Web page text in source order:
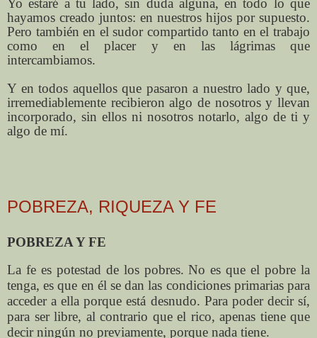
Yo estaré a tu lado, sin duda alguna, en todo lo que
hayamos creado juntos: en nuestros hijos por supuesto.
Pero también en el sudor compartido tanto en el trabajo
como en el placer y en las lágrimas que
intercambiamos.
Y en todos aquellos que pasaron a nuestro lado y que,
irremediablemente recibieron algo de nosotros y llevan
incorporado, sin ellos ni nosotros notarlo, algo de ti y
algo de mí.
POBREZA, RIQUEZA Y FE
POBREZA Y FE
La fe es potestad de los pobres. No es que el pobre la
tenga, es que en él se dan las condiciones primarias para
acceder a ella porque está desnudo. Para poder decir sí,
para ser libre, al contrario que el rico, apenas tiene que
decir ningún no previamente, porque nada tiene.